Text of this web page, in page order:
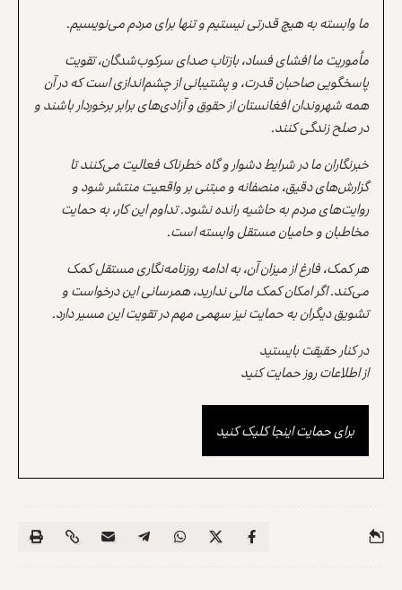
ما وابسته به هیچ قدرتی نیستیم و تنها برای مردم می‌نویسیم.
مأموریت ما افشای فساد، بازتاب صدای سرکوب‌شدگان، تقویت
پاسخگویی صاحبان قدرت، و پشتیبانی از چشم‌اندازی است که در آن
همه شهروندان افغانستان از حقوق و آزادی‌های برابر برخوردار باشند و
در صلح زندگی کنند.
خبرنگاران ما در شرایط دشوار و گاه خطرناک فعالیت می‌کنند تا
گزارش‌های دقیق، منصفانه و مبتنی بر واقعیت منتشر شود و
روایت‌های مردم به حاشیه رانده نشود. تداوم این کار، به حمایت
مخاطبان و حامیان مستقل وابسته است.
هر کمک، فارغ از میزان آن، به ادامه روزنامه‌نگاری مستقل کمک
می‌کند. اگر امکان کمک مالی ندارید، همرسانی این درخواست و
تشویق دیگران به حمایت نیز سهمی مهم در تقویت این مسیر دارد.
در کنار حقیقت بایستید
از اطلاعات روز حمایت کنید
برای حمایت اینجا کلیک کنید